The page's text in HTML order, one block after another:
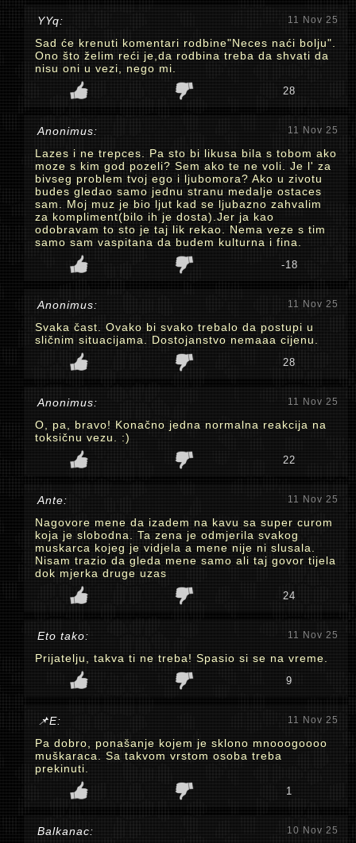
YYq: 11 Nov 25
Sad će krenuti komentari rodbine"Neces naći bolju".
Ono što želim reći je,da rodbina treba da shvati da
nisu oni u vezi, nego mi.
28
Anonimus: 11 Nov 25
Lazes i ne trepces. Pa sto bi likusa bila s tobom ako
moze s kim god pozeli? Sem ako te ne voli. Je l' za
bivseg problem tvoj ego i ljubomora? Ako u zivotu
budes gledao samo jednu stranu medalje ostaces
sam. Moj muz je bio ljut kad se ljubazno zahvalim
za kompliment(bilo ih je dosta).Jer ja kao
odobravam to sto je taj lik rekao. Nema veze s tim
samo sam vaspitana da budem kulturna i fina.
-18
Anonimus: 11 Nov 25
Svaka čast. Ovako bi svako trebalo da postupi u
sličnim situacijama. Dostojanstvo nemaaa cijenu.
28
Anonimus: 11 Nov 25
O, pa, bravo! Konačno jedna normalna reakcija na
toksičnu vezu. :)
22
Ante: 11 Nov 25
Nagovore mene da izadem na kavu sa super curom
koja je slobodna. Ta zena je odmjerila svakog
muskarca kojeg je vidjela a mene nije ni slusala.
Nisam trazio da gleda mene samo ali taj govor tijela
dok mjerka druge uzas
24
Eto tako: 11 Nov 25
Prijatelju, takva ti ne treba! Spasio si se na vreme.
9
📌E: 11 Nov 25
Pa dobro, ponašanje kojem je sklono mnooogoooo
muškaraca. Sa takvom vrstom osoba treba
prekinuti.
1
Balkanac: 10 Nov 25